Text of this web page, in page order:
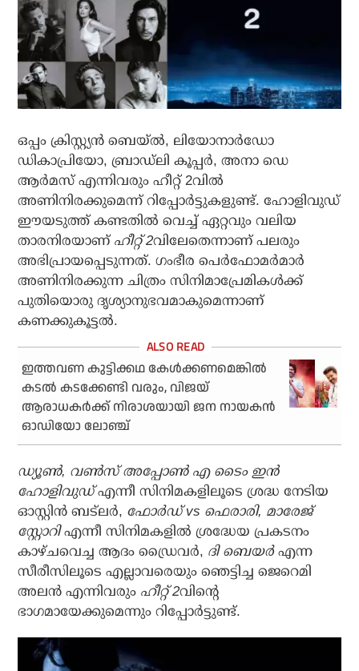
ഒപ്പം ക്രിസ്റ്റ്യന്‍ ബെയ്ല്‍, ലിയോനാര്‍ഡോ
ഡികാപ്രിയോ, ബ്രാഡ്‌ലി കൂപ്പര്‍, അനാ ഡെ
ആര്‍മസ് എന്നിവരും ഹീറ്റ് 2വില്‍
അണിനിരക്കുമെന്ന് റിപ്പോര്‍ട്ടുകളുണ്ട്. ഹോളിവുഡ്
ഈയടുത്ത് കണ്ടതില്‍ വെച്ച് ഏറ്റവും വലിയ
താരനിരയാണ് ഹീറ്റ് 2വിലേതെന്നാണ് പലരും
അഭിപ്രായപ്പെടുന്നത്. ഗംഭീര പെര്‍ഫോമര്‍മാര്‍
അണിനിരക്കുന്ന ചിത്രം സിനിമാപ്രേമികള്‍ക്ക്
പുതിയൊരു ദൃശ്യാനുഭവമാകുമെന്നാണ്
കണക്കുകൂട്ടല്‍.
ഇത്തവണ കുട്ടിക്കഥ കേള്‍ക്കണമെങ്കില്‍
കടല്‍ കടക്കേണ്ടി വരും, വിജയ്
ആരാധകര്‍ക്ക് നിരാശയായി ജന നായകന്‍
ഓഡിയോ ലോഞ്ച്
ഡ്യൂണ്‍, വണ്‍സ് അപ്പോണ്‍ എ ടൈം ഇന്‍
ഹോളിവുഡ്എന്നീ സിനിമകളിലൂടെ ശ്രദ്ധ നേടിയ
ഓസ്റ്റിന്‍ ബട്‌ലര്‍, ഫോര്‍ഡ് vs ഫെരാരി, മാരേജ്
സ്റ്റോറിഎന്നീ സിനിമകളില്‍ ശ്രദ്ധേയ പ്രകടനം
കാഴ്ചവെച്ച ആദം ഡ്രൈവര്‍, ദി ബെയര്‍എന്ന
സീരീസിലൂടെ എല്ലാവരെയും ഞെട്ടിച്ച ജെറെമി
അലന്‍ എന്നിവരും ഹീറ്റ് 2വിന്റെ
ഭാഗമായേക്കുമെന്നും റിപ്പോര്‍ട്ടുണ്ട്.